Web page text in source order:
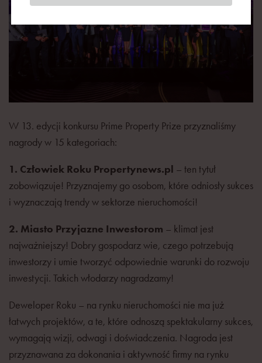
W 13. edycji konkursu Prime Property Prize przyznaliśmy
nagrody w 15 kategoriach:
1. Człowiek Roku Propertynews.pl – ten tytuł
zobowiązuje! Przyznajemy go osobom, które odniosły sukces
i wyznaczają trendy w sektorze nieruchomości!
2. Miasto Przyjazne Inwestorom – klimat jest
najważniejszy! Dobry gospodarz wie, czego potrzebują
inwestorzy i umie tworzyć odpowiednie warunki do rozwoju
inwestycji. Takich włodarzy nagradzamy!
Deweloper Roku – na rynku nieruchomości nie ma już
łatwych projektów, a te, które odnoszą spektakularny sukces,
wymagają wizji, odwagi i doświadczenia. Nagroda jest
przyznawana za dokonania i aktywność firmy na rynku